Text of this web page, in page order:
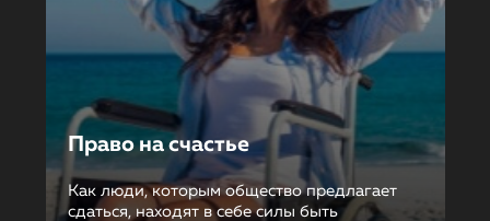
Право на счастье
Как люди, которым общество предлагает
сдаться, находят в себе силы быть